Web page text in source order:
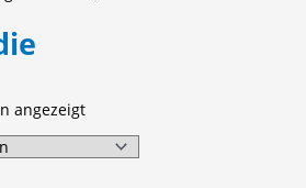
angezeigtNach
sortiert